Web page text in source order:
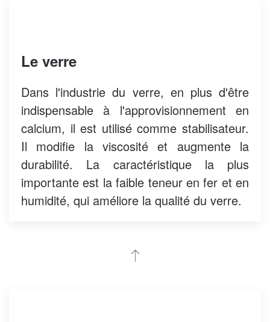
Le verre
Dans l'industrie du verre, en plus d'être
indispensable à l'approvisionnement en
calcium, il est utilisé comme stabilisateur.
Il modifie la viscosité et augmente la
durabilité. La caractéristique la plus
importante est la faible teneur en fer et en
humidité, qui améliore la qualité du verre.